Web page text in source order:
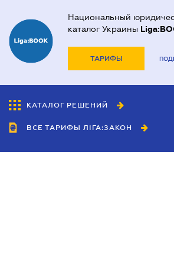
Национальный
каталог Украины
ТАРИФЫ
КАТАЛОГ РЕШЕНИЙ
ВСЕ ТАРИФЫ ЛІГА:ЗАКОН